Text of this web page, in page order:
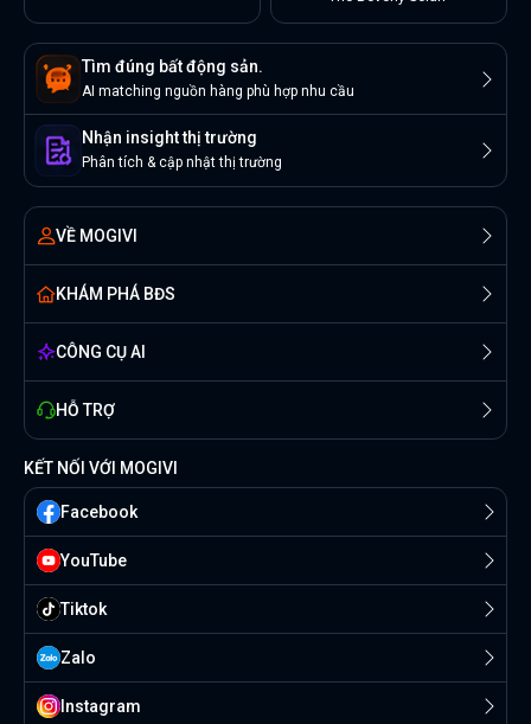
Tìm đúng bất động sản.
AI matching nguồn hàng phù hợp nhu cầu
Nhận insight thị trường
Phân tích & cập nhật thị trường
VỀ MOGIVI
KHÁM PHÁ BĐS
CÔNG CỤ AI
HỖ TRỢ
KẾT NỐI VỚI MOGIVI
Facebook
YouTube
Tiktok
Zalo
Instagram